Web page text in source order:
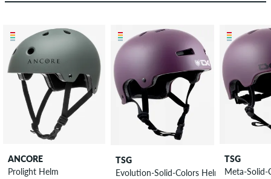
ANCORE
Prolight Helm
TSG
Evolution-Solid-Colors Helm
TSG
Meta-Solid-